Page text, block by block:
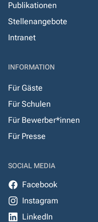
Publikationen
Stellenangebote
Intranet
INFORMATION
Für Gäste
Für Schulen
Für Bewerber*innen
Für Presse
SOCIAL MEDIA
Facebook
Instagram
LinkedIn